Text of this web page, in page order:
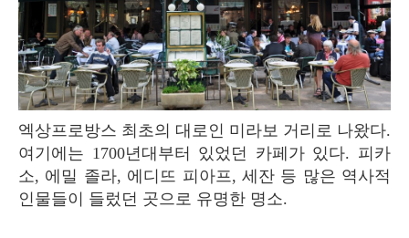
엑상프로방스 최초의 대로인 미라보 거리로 나왔다.
여기에는 1700년대부터 있었던 카페가 있다. 피카
소, 에밀 졸라, 에디뜨 피아프, 세잔 등 많은 역사적
인물들이 들렀던 곳으로 유명한 명소.